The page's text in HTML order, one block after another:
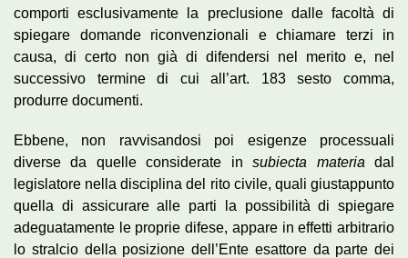
comporti esclusivamente la preclusione dalle facoltà di
spiegare domande riconvenzionali e chiamare terzi in
causa, di certo non già di difendersi nel merito e, nel
successivo termine di cui all’art. 183 sesto comma,
produrre documenti.
Ebbene, non ravvisandosi poi esigenze processuali
diverse da quelle considerate insubiecta materia dal
legislatore nella disciplina del rito civile, quali giustappunto
quella di assicurare alle parti la possibilità di spiegare
adeguatamente le proprie difese, appare in effetti arbitrario
lo stralcio della posizione dell’Ente esattore da parte dei